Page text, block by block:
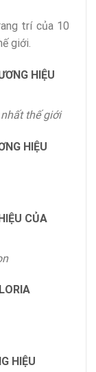
trí của 10
giới.
HIỆU
thế giới
HIỆU
CỦA
HIỆU